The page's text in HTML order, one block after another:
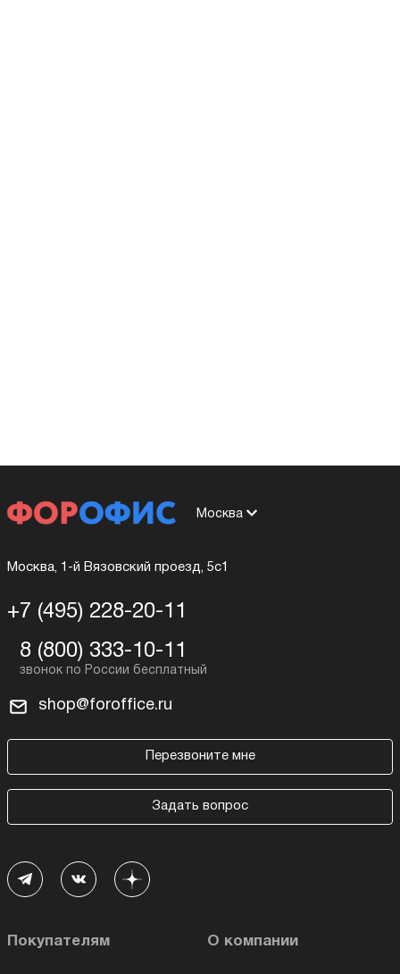
Москва
Москва, 1-й Вязовский проезд, 5с1
+7 (495) 228-20-11
8 (800) 333-10-11
shop@foroffice.ru
Перезвоните мне
Задать вопрос
Покупателям О компании